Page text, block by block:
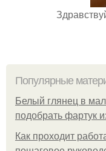
Популярные
Белый глянец в
подобрать фартук
Как проходит